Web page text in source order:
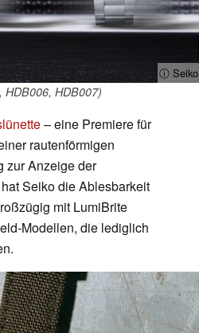
ⓘ Seiko
HDB006, HDB007)
– eine Premiere für
rautenförmigen
zur Anzeige der
Seiko die Ablesbarkeit
mit LumiBrite
Modellen, die lediglich